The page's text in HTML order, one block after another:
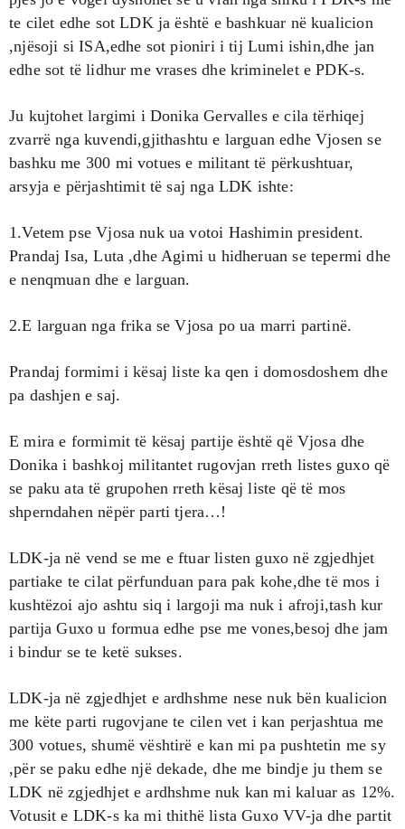
te cilet edhe sot LDK ja është e bashkuar në kualicion
,njësoji si ISA,edhe sot pioniri i tij Lumi ishin,dhe jan
edhe sot të lidhur me vrases dhe kriminelet e PDK-s.
Ju kujtohet largimi i Donika Gervalles e cila tërhiqej
zvarrë nga kuvendi,gjithashtu e larguan edhe Vjosen se
bashku me 300 mi votues e militant të përkushtuar,
arsyja e përjashtimit të saj nga LDK ishte:
1.Vetem pse Vjosa nuk ua votoi Hashimin president.
Prandaj Isa, Luta ,dhe Agimi u hidheruan se tepermi dhe
e nenqmuan dhe e larguan.
2.E larguan nga frika se Vjosa po ua marri partinë.
Prandaj formimi i kësaj liste ka qen i domosdoshem dhe
pa dashjen e saj.
E mira e formimit të kësaj partije është që Vjosa dhe
Donika i bashkoj militantet rugovjan rreth listes guxo që
se paku ata të grupohen rreth kësaj liste që të mos
shperndahen nëpër parti tjera…!
LDK-ja në vend se me e ftuar listen guxo në zgjedhjet
partiake te cilat përfunduan para pak kohe,dhe të mos i
kushtëzoi ajo ashtu siq i largoji ma nuk i afroji,tash kur
partija Guxo u formua edhe pse me vones,besoj dhe jam
i bindur se te ketë sukses.
LDK-ja në zgjedhjet e ardhshme nese nuk bën kualicion
me këte parti rugovjane te cilen vet i kan perjashtua me
300 votues, shumë vështirë e kan mi pa pushtetin me sy
,për se paku edhe një dekade, dhe me bindje ju them se
LDK në zgjedhjet e ardhshme nuk kan mi kaluar as 12%.
Votusit e LDK-s ka mi thithë lista Guxo VV-ja dhe partit